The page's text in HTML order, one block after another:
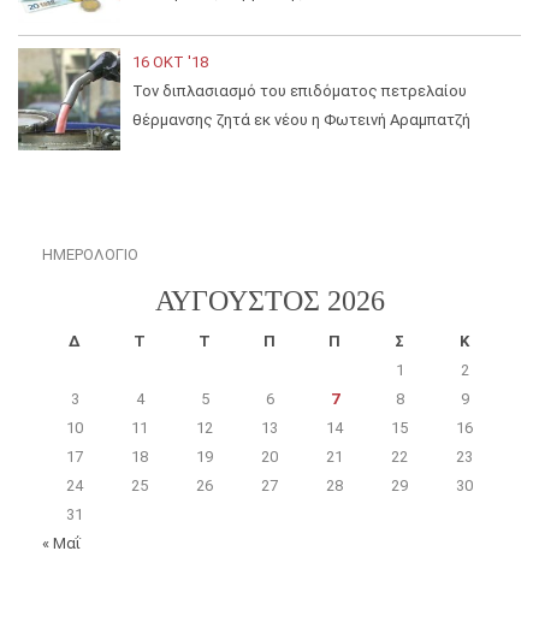
16 ΟΚΤ '18
Τον διπλασιασμό του επιδόματος πετρελαίου
θέρμανσης ζητά εκ νέου η Φωτεινή Αραμπατζή
ΗΜΕΡΟΛΟΓΙΟ
ΑΎΓΟΥΣΤΟΣ 2026
Δ Τ Τ Π Π Σ
Κ
1
2
3
4 5 6 7 8
9
10
11 12 13 14 15
16
17
18 19 20 21 22
23
24
25 26 27 28 29
30
31
« Μαΐ